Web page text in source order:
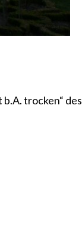
trocken“ des